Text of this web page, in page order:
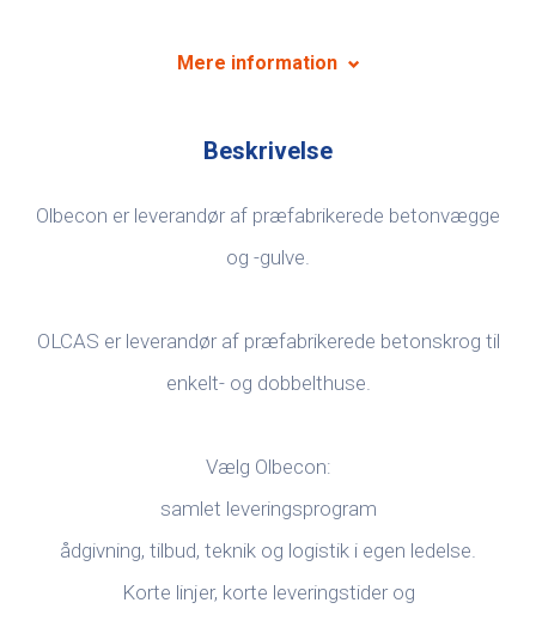
Mere information
Beskrivelse
Olbecon er leverandør af præfabrikerede betonvægge
og -gulve.
OLCAS er leverandør af præfabrikerede betonskrog til
enkelt- og dobbelthuse.
Vælg Olbecon:
samlet leveringsprogram
ådgivning, tilbud, teknik og logistik i egen ledelse.
Korte linjer, korte leveringstider og